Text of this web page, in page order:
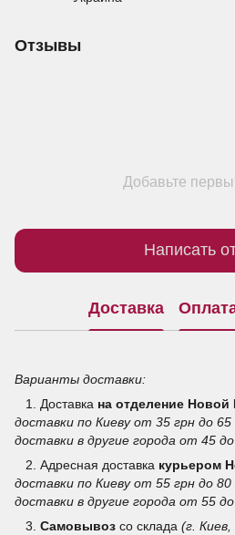
Отзывы
Добавьте
Написать
Доставка
Варианты доставки:
1. Доставка на отделение Новой
доставки по Киеву от 35 грн до
доставки в другие города от 45 до
2. Адресная доставка курьером
доставки по Киеву от 55 грн до
доставки в другие города от 55 до
3. Самовывоз со склада (г.